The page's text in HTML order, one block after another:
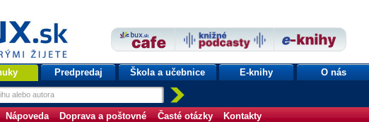
Predpredaj Škola a učebnice E-knihy O nás
Nápoveda Doprava a poštovné Časté otázky Kontakty